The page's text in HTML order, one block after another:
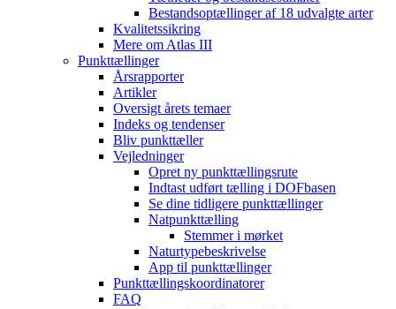
Bestandsoptællinger af 18 udvalgte arter
Kvalitetssikring
Mere om Atlas III
Punkttællinger
Årsrapporter
Artikler
Oversigt årets temaer
Indeks og tendenser
Bliv punkttæller
Vejledninger
Opret ny punkttællingsrute
Indtast udført tælling i DOFbasen
Se dine tidligere punkttællinger
Natpunkttælling
Stemmer i mørket
Naturtypebeskrivelse
App til punkttællinger
Punkttællingskoordinatorer
FAQ